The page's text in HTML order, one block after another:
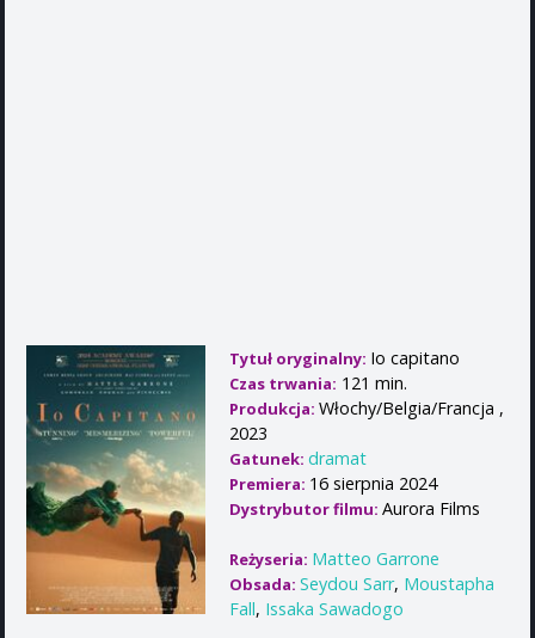
Tytuł oryginalny: Io capitano
Czas trwania: 121 min.
Produkcja: Włochy/Belgia/Francja ,
2023
Gatunek: dramat
Premiera: 16 sierpnia 2024
Dystrybutor filmu: Aurora Films
Reżyseria: Matteo Garrone
Obsada: Seydou Sarr, Moustapha
Fall, Issaka Sawadogo